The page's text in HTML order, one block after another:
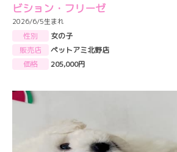
ビション・フリーゼ
2026/6/5生まれ
性別
女の子
販売店
ペットアミ北野店
価格
205,000円